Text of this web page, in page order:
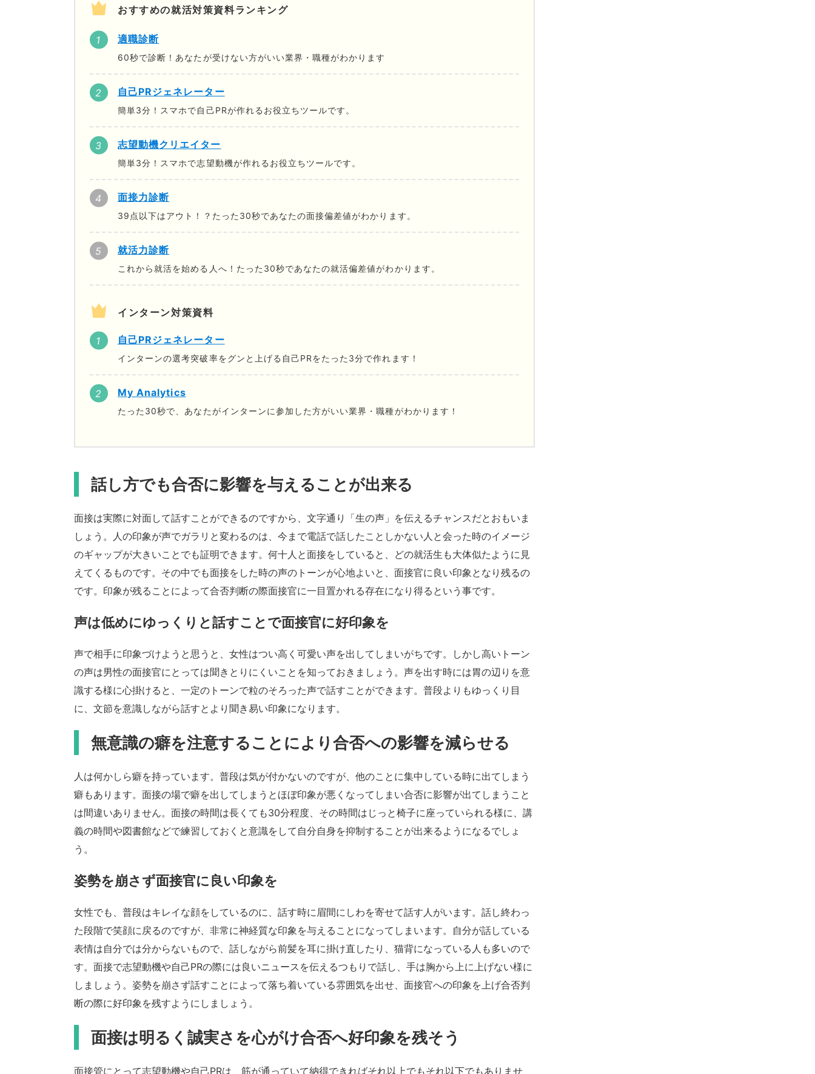
おすすめの就活対策資料ランキング
適職診断
60秒で診断！あなたが受けない方がいい業界・職種がわかります
自己PRジェネレーター
簡単3分！スマホで自己PRが作れるお役立ちツールです。
志望動機クリエイター
簡単3分！スマホで志望動機が作れるお役立ちツールです。
面接力診断
39点以下はアウト！？たった30秒であなたの面接偏差値がわかります。
就活力診断
これから就活を始める人へ！たった30秒であなたの就活偏差値がわかります。
インターン対策資料
自己PRジェネレーター
インターンの選考突破率をグンと上げる自己PRをたった3分で作れます！
My Analytics
たった30秒で、あなたがインターンに参加した方がいい業界・職種がわかります！
話し方でも合否に影響を与えることが出来る
面接は実際に対面して話すことができるのですから、文字通り「生の声」を伝えるチャンスだとおもいま
しょう。人の印象が声でガラリと変わるのは、今まで電話で話したことしかない人と会った時のイメージ
のギャップが大きいことでも証明できます。何十人と面接をしていると、どの就活生も大体似たように見
えてくるものです。その中でも面接をした時の声のトーンが心地よいと、面接官に良い印象となり残るの
です。印象が残ることによって合否判断の際面接官に一目置かれる存在になり得るという事です。
声は低めにゆっくりと話すことで面接官に好印象を
声で相手に印象づけようと思うと、女性はつい高く可愛い声を出してしまいがちです。しかし高いトーン
の声は男性の面接官にとっては聞きとりにくいことを知っておきましょう。声を出す時には胃の辺りを意
識する様に心掛けると、一定のトーンで粒のそろった声で話すことができます。普段よりもゆっくり目
に、文節を意識しながら話すとより聞き易い印象になります。
無意識の癖を注意することにより合否への影響を減らせる
人は何かしら癖を持っています。普段は気が付かないのですが、他のことに集中している時に出てしまう
癖もあります。面接の場で癖を出してしまうとほぼ印象が悪くなってしまい合否に影響が出てしまうこと
は間違いありません。面接の時間は長くても30分程度、その時間はじっと椅子に座っていられる様に、講
義の時間や図書館などで練習しておくと意識をして自分自身を抑制することが出来るようになるでしょ
う。
姿勢を崩さず面接官に良い印象を
女性でも、普段はキレイな顔をしているのに、話す時に眉間にしわを寄せて話す人がいます。話し終わっ
た段階で笑顔に戻るのですが、非常に神経質な印象を与えることになってしまいます。自分が話している
表情は自分では分からないもので、話しながら前髪を耳に掛け直したり、猫背になっている人も多いので
す。面接で志望動機や自己PRの際には良いニュースを伝えるつもりで話し、手は胸から上に上げない様に
しましょう。姿勢を崩さず話すことによって落ち着いている雰囲気を出せ、面接官への印象を上げ合否判
断の際に好印象を残すようにしましょう。
面接は明るく誠実さを心がけ合否へ好印象を残そう
面接管にとって志望動機や自己PRは、筋が通っていて納得できればそれ以上でもそれ以下でもありませ